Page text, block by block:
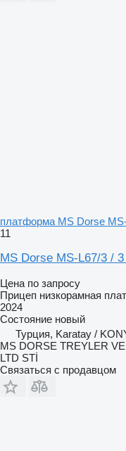
платформа MS Dorse
11
MS Dorse MS-L67/3 /
Цена по запросу
Прицеп низкорамная
2024
Состояние новый
Турция, Karatay /
MS DORSE TREYLER
LTD STİ
Связаться с продавцом